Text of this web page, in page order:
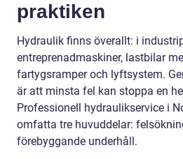
praktiken
Hydraulik finns överallt: i
entreprenadmaskiner, lastbilar
fartygsramper och lyftsystem.
är att minsta fel kan stoppa en
Professionell hydraulikservice i
omfatta tre huvuddelar:
förebyggande underhåll.